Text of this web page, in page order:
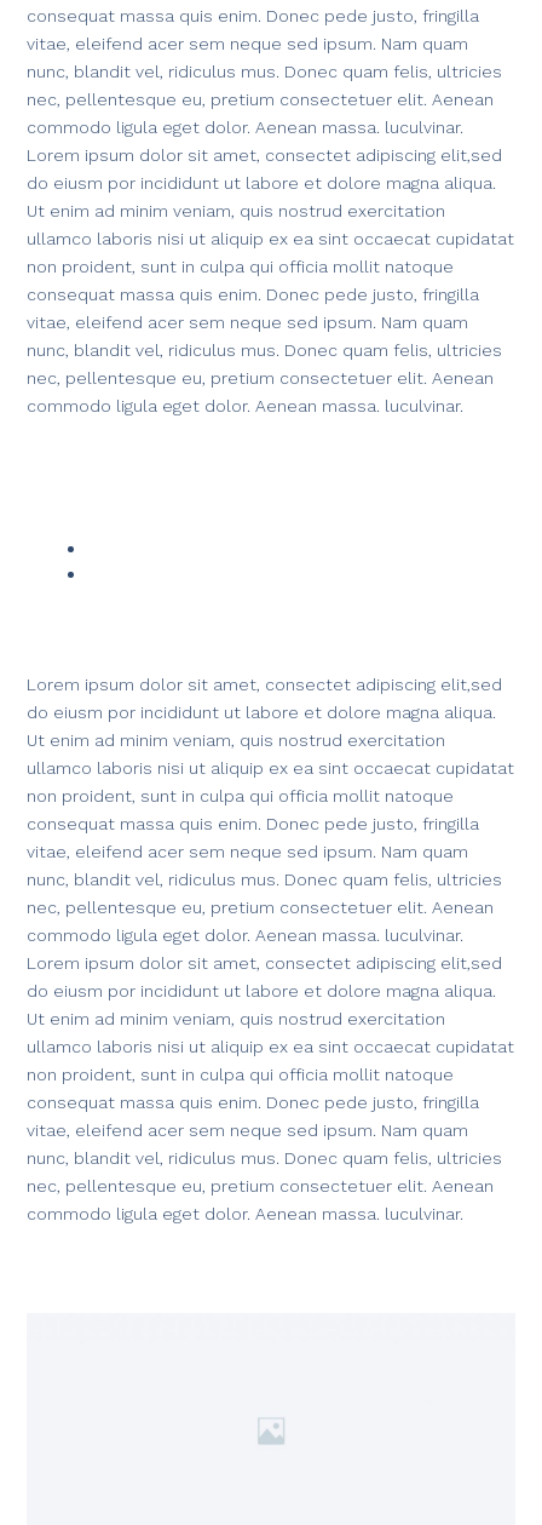
consequat massa quis enim. Donec pede justo, fringilla
vitae, eleifend acer sem neque sed ipsum. Nam quam
nunc, blandit vel, ridiculus mus. Donec quam felis, ultricies
nec, pellentesque eu, pretium consectetuer elit. Aenean
commodo ligula eget dolor. Aenean massa. luculvinar.
Lorem ipsum dolor sit amet, consectet adipiscing elit,sed
do eiusm por incididunt ut labore et dolore magna aliqua.
Ut enim ad minim veniam, quis nostrud exercitation
ullamco laboris nisi ut aliquip ex ea sint occaecat cupidatat
non proident, sunt in culpa qui officia mollit natoque
consequat massa quis enim. Donec pede justo, fringilla
vitae, eleifend acer sem neque sed ipsum. Nam quam
nunc, blandit vel, ridiculus mus. Donec quam felis, ultricies
nec, pellentesque eu, pretium consectetuer elit. Aenean
commodo ligula eget dolor. Aenean massa. luculvinar.
Lorem ipsum dolor sit amet, consectet adipiscing elit,sed
do eiusm por incididunt ut labore et dolore magna aliqua.
Ut enim ad minim veniam, quis nostrud exercitation
ullamco laboris nisi ut aliquip ex ea sint occaecat cupidatat
non proident, sunt in culpa qui officia mollit natoque
consequat massa quis enim. Donec pede justo, fringilla
vitae, eleifend acer sem neque sed ipsum. Nam quam
nunc, blandit vel, ridiculus mus. Donec quam felis, ultricies
nec, pellentesque eu, pretium consectetuer elit. Aenean
commodo ligula eget dolor. Aenean massa. luculvinar.
Lorem ipsum dolor sit amet, consectet adipiscing elit,sed
do eiusm por incididunt ut labore et dolore magna aliqua.
Ut enim ad minim veniam, quis nostrud exercitation
ullamco laboris nisi ut aliquip ex ea sint occaecat cupidatat
non proident, sunt in culpa qui officia mollit natoque
consequat massa quis enim. Donec pede justo, fringilla
vitae, eleifend acer sem neque sed ipsum. Nam quam
nunc, blandit vel, ridiculus mus. Donec quam felis, ultricies
nec, pellentesque eu, pretium consectetuer elit. Aenean
commodo ligula eget dolor. Aenean massa. luculvinar.